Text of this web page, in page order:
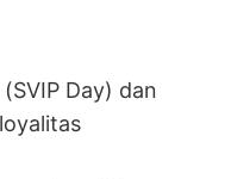
Day) dan